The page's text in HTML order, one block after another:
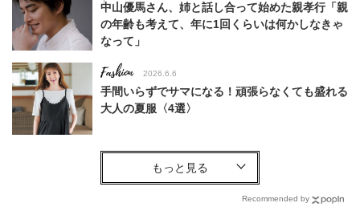
中山優馬さん、姉と話し合って始めた親孝行「親
の年齢も考えて、年に1回くらいは何かしなきゃ
なって」
Fashion 2026.6.6
手間いらずでサマになる！頑張らなくても盛れる
大人の夏服〈4選〉
Fashion
「それ、ユニクロなの？」大草直子さんが40代
に推す【ワンピース】！秀逸シルエットで体型が
Recommended by